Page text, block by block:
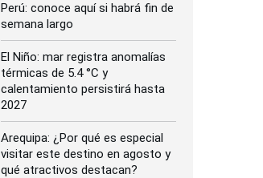
Perú: conoce aquí si habrá fin de
semana largo
El Niño: mar registra anomalías
térmicas de 5.4 °C y
calentamiento persistirá hasta
2027
Arequipa: ¿Por qué es especial
visitar este destino en agosto y
qué atractivos destacan?